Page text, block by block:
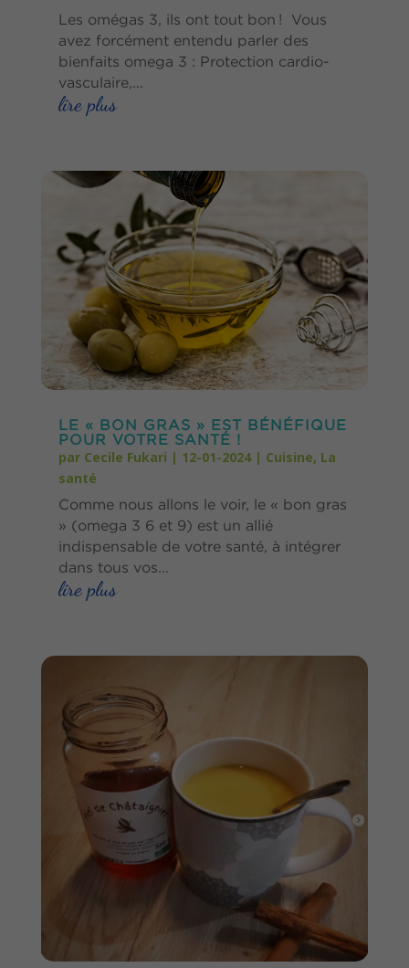
Les omégas 3, ils ont tout bon ! Vous
avez forcément entendu parler des
bienfaits omega 3 : Protection cardio-
vasculaire,...
lire plus
LE « BON GRAS » EST BÉNÉFIQUE
POUR VOTRE SANTÉ !
par Cecile Fukari | 12-01-2024| Cuisine, La
santé
Comme nous allons le voir, le « bon gras
» (omega 3 6 et 9) est un allié
indispensable de votre santé, à intégrer
dans tous vos...
lire plus